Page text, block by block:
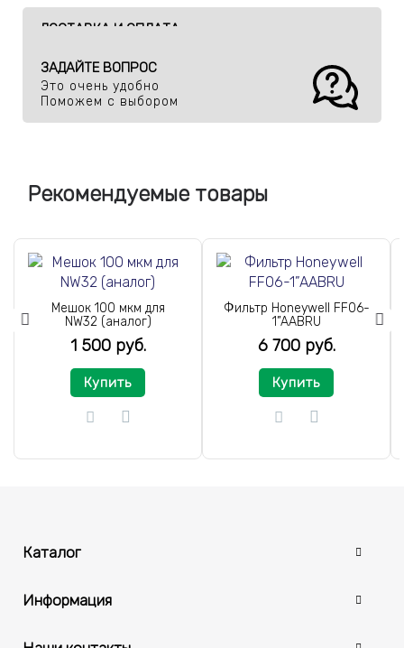
ДОСТАВКА И ОПЛАТА
ЗАДАЙТЕ ВОПРОС
Это очень удобно
Поможем с выбором
Рекомендуемые товары
Мешок 100 мкм для
NW32 (аналог)
1 500 руб.
Купить
Фильтр Honeywell FF06-
1”AABRU
6 700 руб.
Купить
Каталог
Информация